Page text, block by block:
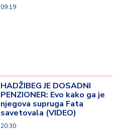
09:19
HADŽIBEG JE DOSADNI
PENZIONER: Evo kako ga je
njegova supruga Fata
savetovala (VIDEO)
20:30